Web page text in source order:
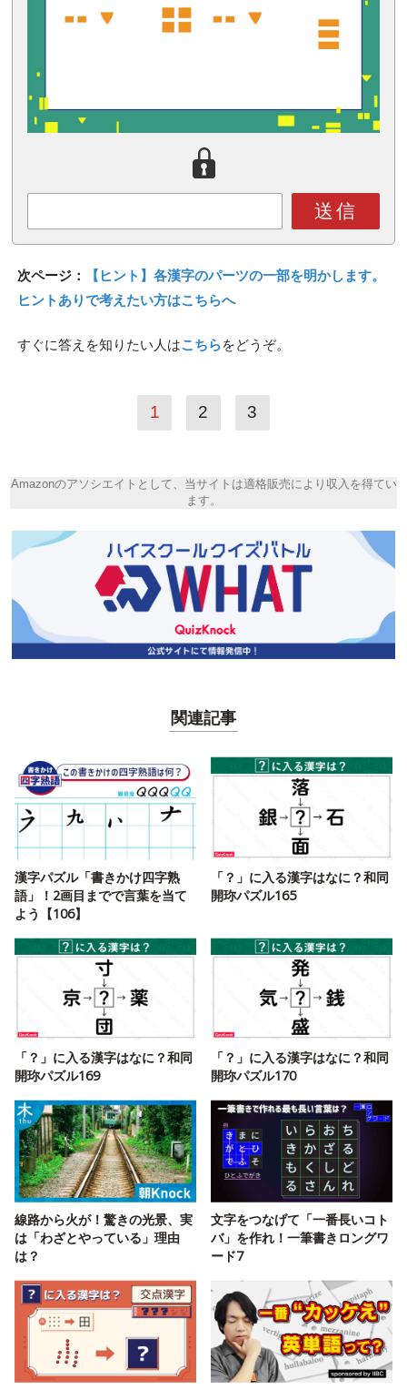
送信
次ページ：
【ヒント】各漢字のパーツの一部を明かします。
ヒントありで考えたい方はこちらへ
すぐに答えを知りたい人はこちらをどうぞ。
1 2 3
Amazonのアソシエイトとして、当サイトは適格販売により収入を得てい
ます。
関連記事
漢字パズル「書きかけ四字熟
語」！2画目までで言葉を当て
よう【106】
「？」に入る漢字はなに？和同
開珎パズル165
「？」に入る漢字はなに？和同
開珎パズル169
「？」に入る漢字はなに？和同
開珎パズル170
線路から火が！驚きの光景、実
は「わざとやっている」理由
は？
文字をつなげて「一番長いコト
バ」を作れ！一筆書きロングワ
ード7